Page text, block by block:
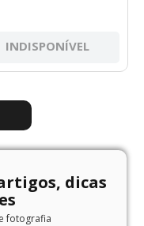
INDISPONÍVEL
dicas
fotografia